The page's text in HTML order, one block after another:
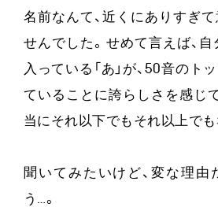
名前なんて、近くにありすぎ
せんでした。せめて言えば、自
入っている「あ」が、50音のト
ていることに誇らしさを感じ
当にそれ以下でもそれ以上でも
聞いてみたいけど、変な理由
う…。